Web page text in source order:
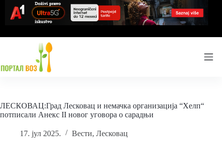
content
ЛЕСКОВАЦ:Град Лесковац и немачка организација “Хелп“
потписали Анекс II новог уговора о сарадњи
17. јул 2025. Вести, Лесковац